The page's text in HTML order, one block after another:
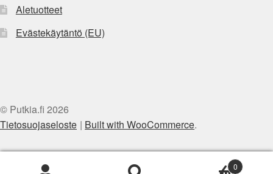
Aletuotteet
Evästekäytäntö (EU)
© Putkia.fi 2026
Tietosuojaseloste
Built with WooCommerce.
0